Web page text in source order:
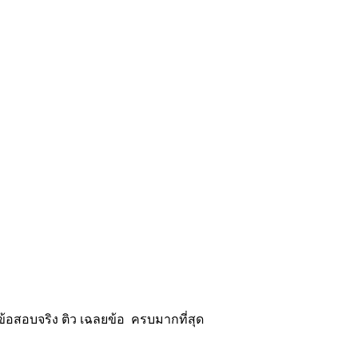
อสอบจริง ติว เฉลยข้อ ครบมากที่สุด